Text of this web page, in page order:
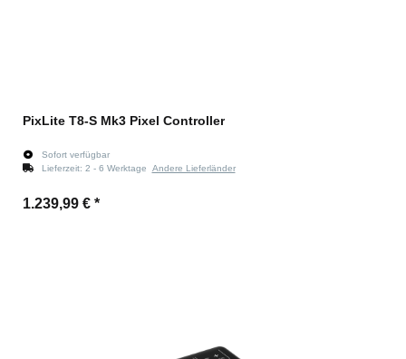
PixLite T8-S Mk3 Pixel Controller
Sofort verfügbar
Lieferzeit: 2 - 6 Werktage Andere Lieferländer
1.239,99 € *